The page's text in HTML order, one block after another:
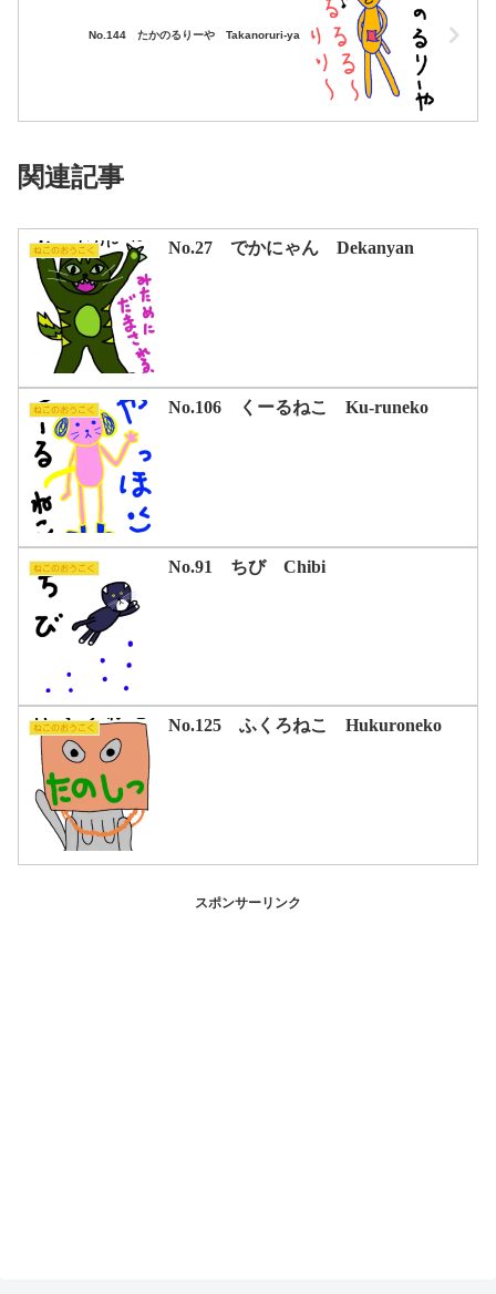
No.144 たかのるりーや Takanoruri-ya
関連記事
ねこのおうこく No.27 でかにゃん Dekanyan
ねこのおうこく No.106 くーるねこ Ku-runeko
ねこのおうこく No.91 ちび Chibi
ねこのおうこく No.125 ふくろねこ Hukuroneko
スポンサーリンク